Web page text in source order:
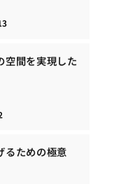
空間を実現した
るための極意